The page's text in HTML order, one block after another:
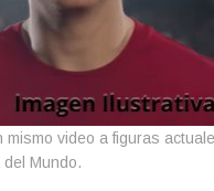
video a figuras
Mundo.